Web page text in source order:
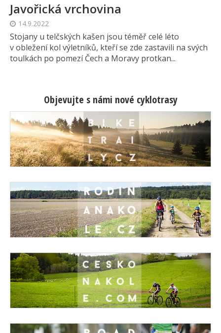
Javořická vrchovina
14.9.2022
Stojany u telčských kašen jsou téměř celé léto
v obležení kol výletníků, kteří se zde zastavili na svých
toulkách po pomezí Čech a Moravy protkan...
Objevujte s námi nové cyklotrasy